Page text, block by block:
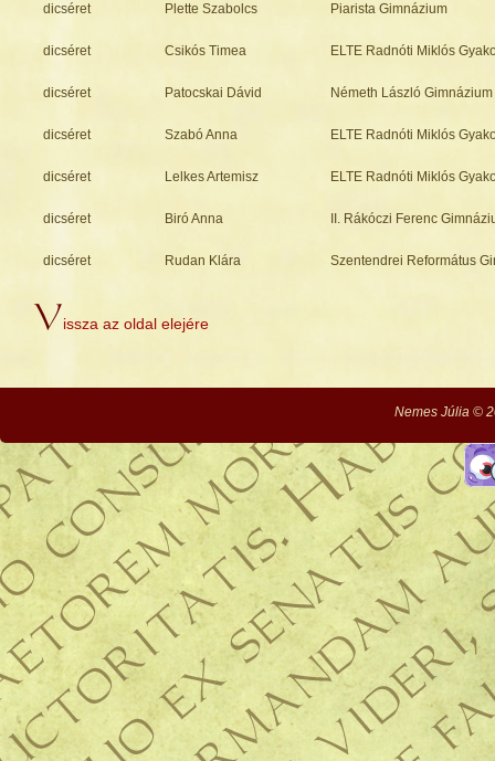
dicséret Plette Szabolcs Piarista Gimnázium
dicséret Csikós Timea ELTE Radnóti Miklós
dicséret Patocskai Dávid Németh László Gimnázium
dicséret Szabó Anna ELTE Radnóti Miklós
dicséret Lelkes Artemisz ELTE Radnóti Miklós
dicséret Biró Anna II. Rákóczi Ferenc
dicséret Rudan Klára Szentendrei Református
Vissza az oldal elejére
Nemes Júlia ©